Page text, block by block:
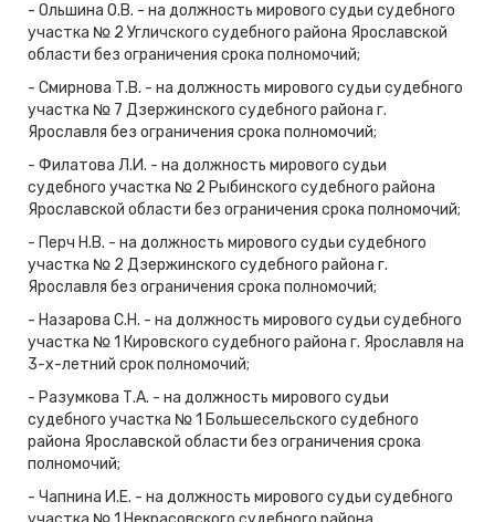
- Ольшина О.В. - на должность мирового судьи судебного
участка № 2 Угличского судебного района Ярославской
области без ограничения срока полномочий;
- Смирнова Т.В. - на должность мирового судьи судебного
участка № 7 Дзержинского судебного района г.
Ярославля без ограничения срока полномочий;
- Филатова Л.И. - на должность мирового судьи
судебного участка № 2 Рыбинского судебного района
Ярославской области без ограничения срока полномочий;
- Перч Н.В. - на должность мирового судьи судебного
участка № 2 Дзержинского судебного района г.
Ярославля без ограничения срока полномочий;
- Назарова С.Н. - на должность мирового судьи судебного
участка № 1 Кировского судебного района г. Ярославля на
3-х-летний срок полномочий;
- Разумкова Т.А. - на должность мирового судьи
судебного участка № 1 Большесельского судебного
района Ярославской области без ограничения срока
полномочий;
- Чапнина И.Е. - на должность мирового судьи судебного